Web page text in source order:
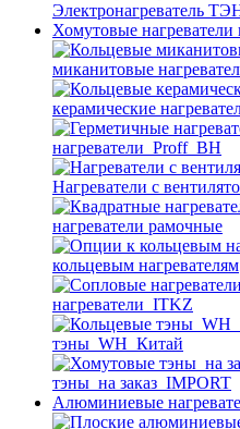
Электронагреватель
Хомутовые нагреватели
миканитовые
керамические
нагреватели_Proff_BH
Нагреватели с
нагреватели рамочные
кольцевым нагревателям
нагреватели_ITKZ
тэны_WH_Китай
тэны_на заказ_IMPORT
Алюминиевые